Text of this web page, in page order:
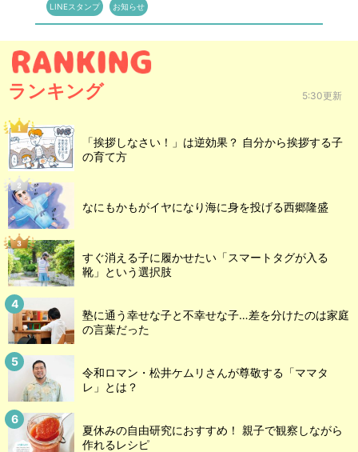
LINEスタンプ お知らせ
ランキング 5:30更新
「挨拶しなさい！」は逆効果？ 自分から挨拶する子
の育て方
なにもかもがイヤになり海に身を投げる西郷隆盛
すぐ消える子に履かせたい「スマートタグが入る
靴」という選択肢
塾に通う幸せな子と不幸せな子…差を分けたのは家庭
の言葉だった
令和ロマン・松井ケムリさんが尊敬する「ママタ
レ」とは？
夏休みの自由研究におすすめ！ 親子で観察しながら
作れるレシピ